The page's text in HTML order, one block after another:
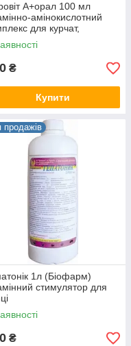
А+орал 100 мл
амінокислотний
для курчат,
індиченят
₴
Купити
продажів
1л (Біофарм)
стимулятор для
₴